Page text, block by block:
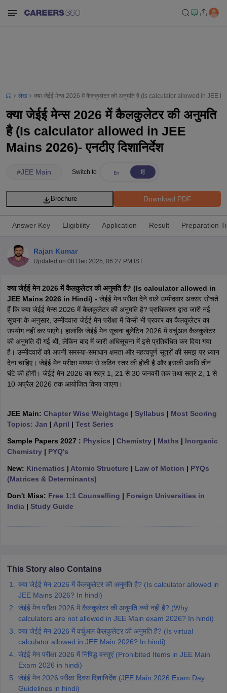
Syllabus JEE Main Study Material JEE Main Answer KeyView All
JEE Advanced Exam Pattern JEE Advanced Answer Key
GATE Cutoff GATE Result
View All GATE Articles
EAMCET Exam Pattern
AP EAMCET Answer KeyAP EAMCET Cutoff
EAMCET Exam PatternTS EAMCET Answer Key TS EAMCET Cutoff
PatternMHT CET Answer Key MHT CET Cutoff
KCET CutoffKCET ResultView All KCET Articles
Answer KeyVITEEE CutoffVITEEE ResultView All VITEEE Articles
Answer KeyBITSAT CutoffBITSAT Result
M.Arch Colleges in IndiaPhd Colleges in India
Accepting GATEEngineering Colleges in India Accepting AP EAMCET
Engineering Colleges in Mumbai
Engineering Colleges in
Andhra Pradesh
Engineering Colleges in Madhya Pradesh
PredictorKCET College Predictor View All College Predictors
HandbookJEE Main 2027 How to Start JEE Preparation
April 11 Memory Based Questions PDF
and AutomationHow to Crack GATE?Best Books for GATEHow
Electronics Engineering
Mechanical Engineering
लेख क्या जेईई मेन्स 2026 में कैलकुलेटर की अनुमति है (Is calculator allowed in JEE
क्या जेईई मेन्स 2026 में कैलकुलेटर की अनुमति
है (Is calculator allowed in JEE
Mains 2026)- एनटीए दिशानिर्देश
#JEE Main Switch to
Download PDF
Brochure
Answer Key Eligibility Application Result Preparation
Rajan Kumar
Updated on 08 Dec 2025, 06:27 PM IST
क्या जेईई मेन 2026 में कैलकुलेटर की अनुमति है? (Is calculator allowed in
JEE Mains 2026 in Hindi) - जेईई मेन परीक्षा देने वाले उम्मीदवार अक्सर सोचते
हैं कि क्या जेईई मेन्स 2026 में कैलकुलेटर की अनुमति है? प्राधिकरण द्वारा जारी नई
सूचना के अनुसार, उम्मीदवारा जेईई मेन परीक्षा में किसी भी प्रकार का कैलकुलेटर का
उपयोग नहीं कर पाएंगे। हालांकि जेईई मेन सूचना बुलेटिन 2026 में वर्चुअल कैलकुलेटर
की अनुमति दी गई थी, लेकिन बाद में जारी अधिसूचना में इसे प्रतिबंधित कर दिया गया
है। उम्मीदवारों को अपनी समस्या-समाधान क्षमता और महत्वपूर्ण सूत्रों की समझ पर ध्यान
देना चाहिए। जेईई मेन परीक्षा मध्यम से कठिन स्तर की होती है और इसकी अवधि तीन
घंटे की होगी। जेईई मेन 2026 का सत्र 1, 21 से 30 जनवरी तक तथा सत्र 2, 1 से
10 अप्रैल 2026 तक आयोजित किया जाएगा।
JEE Main: Chapter Wise Weightage | Syllabus | Most Scoring
Topics: Jan | April | Test Series
Sample Papers 2027 : Physics | Chemistry| Maths | Inorganic
Chemistry| PYQ's
New: Kinematics | Atomic Structure | Law of Motion | PYQs
(Matrices & Determinants)
Don't Miss: Free 1:1 Counselling | Foreign Universities in
India | Study Guide
This Story also Contains
क्या जेईई मेन 2026 में कैलकुलेटर की अनुमति है? (Is calculator allowed in
JEE Mains 2026? In hindi)
जेईई मेन परीक्षा 2026 में कैलकुलेटर की अनुमति क्यों नहीं है? (Why
calculators are not allowed in JEE Main exam 2026? In hindi)
क्या जेईई मेन 2026 में वर्चुअल कैलकुलेटर की अनुमति है? (Is virtual
calculator allowed in JEE Main 2026? In hindi)
जेईई मेन परीक्षा 2026 में निषिद्ध वस्तुएं (Prohibited Items in JEE Main
Exam 2026 in hindi)
जेईई मेन 2026 परीक्षा दिवस दिशानिर्देश (JEE Main 2026 Exam Day
Guidelines in hindi)